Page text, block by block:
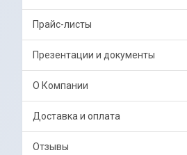
Прайс-листы
Презентации и документы
О Компании
Доставка и оплата
Отзывы